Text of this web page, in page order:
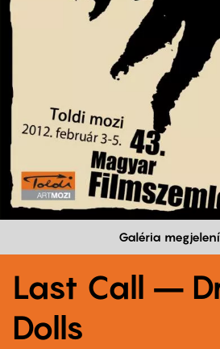
Galéria
Last Call –
Dolls